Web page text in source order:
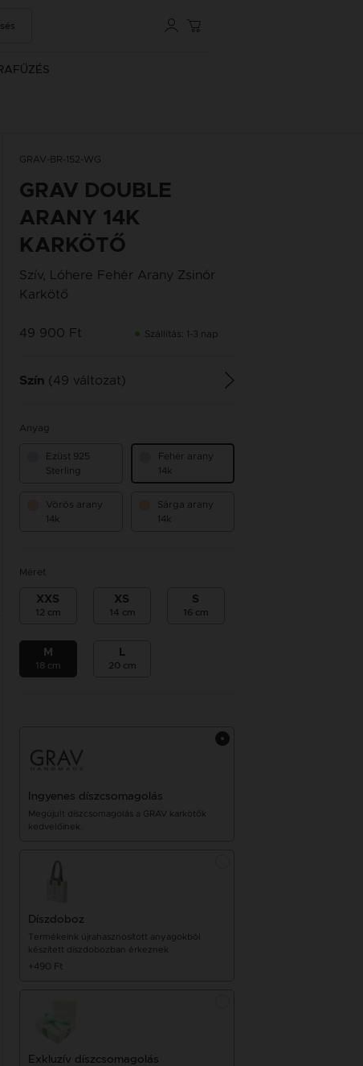
GRAV-BR-152-WG
GRAV DOUBLE
ARANY 14K
KARKÖTŐ
Szív, Lóhere Fehér Arany Zsinór
Karkötő
49 900 Ft Szállítás: 1-3 nap
Szín (49 változat)
Anyag
Ezüst 925
Sterling
Fehér arany
14k
Vörös arany
14k
Sárga arany
14k
Méret
XXS
12 cm
XS
14 cm
S
16 cm
M
18 cm
L
20 cm
Ingyenes díszcsomagolás
Megújult díszcsomagolás a GRAV karkötők
kedvelőinek.
Díszdoboz
Termékeink újrahasznosított anyagokból
készített díszdobozban érkeznek
+490 Ft
Exkluzív díszcsomagolás